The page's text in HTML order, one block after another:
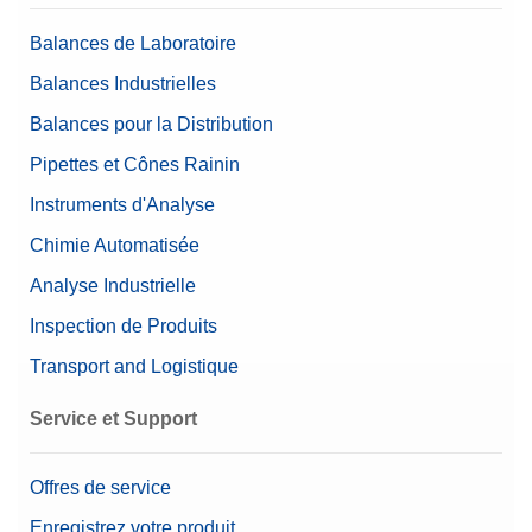
Valeur nominale
Balances de Laboratoire
Balances Industrielles
Balances pour la Distribution
Pipettes et Cônes Rainin
Instruments d'Analyse
Chimie Automatisée
Analyse Industrielle
Inspection de Produits
Transport and Logistique
Service et Support
Offres de service